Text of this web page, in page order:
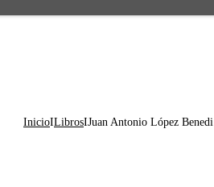
InicioILibrosIJuan Antonio López Benedi